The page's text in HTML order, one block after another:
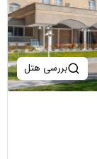
بررسی هتل